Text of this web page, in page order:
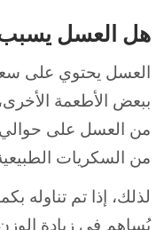
هل العسل يسبب
العسل يحتوي على
ببعض الأطعمة
من السكريات
لذلك، إذا تم تناوله
يُساهم في زيادة